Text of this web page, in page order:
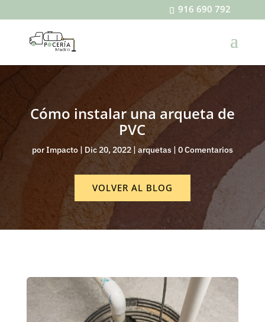
916 690 792
Cómo instalar una arqueta de
PVC
porImpacto| Dic 20, 2022| arquetas| 0 Comentarios
VOLVER AL BLOG